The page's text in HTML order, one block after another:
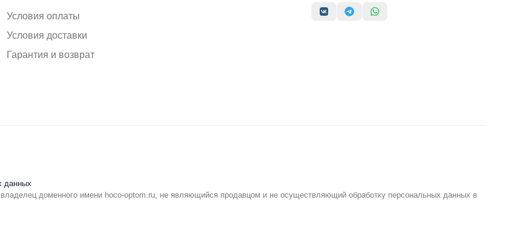
Условия оплаты
Условия доставки
Гарантия и возврат
данных
доменного имени hoco-optom.ru, не являющийся продавцом и не осуществляющий обработку персональных данных в